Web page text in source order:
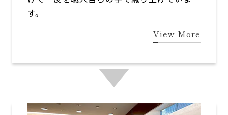
す。
View More